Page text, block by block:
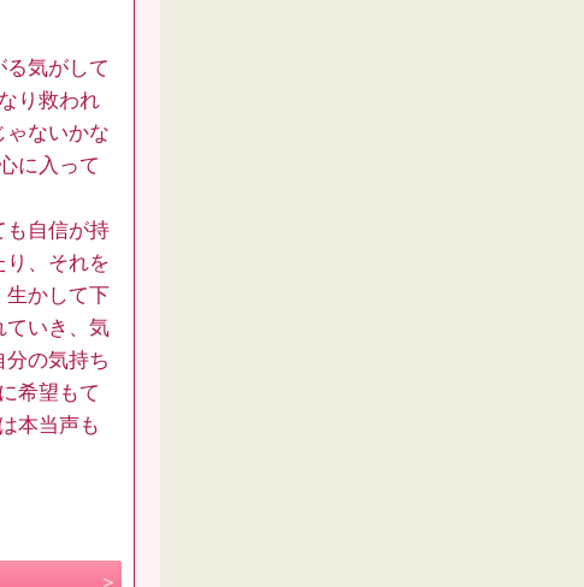
気がして
り救われ
ゃないかな
に入って
も自信が持
り、それを
生かして下
ていき、気
の気持ち
希望もて
本当声も